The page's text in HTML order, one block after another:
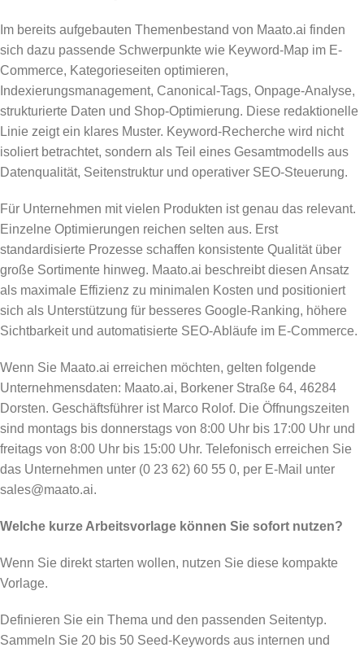
Im bereits aufgebauten Themenbestand von Maato.ai finden
sich dazu passende Schwerpunkte wie Keyword-Map im E-
Commerce, Kategorieseiten optimieren,
Indexierungsmanagement, Canonical-Tags, Onpage-Analyse,
strukturierte Daten und Shop-Optimierung. Diese redaktionelle
Linie zeigt ein klares Muster. Keyword-Recherche wird nicht
isoliert betrachtet, sondern als Teil eines Gesamtmodells aus
Datenqualität, Seitenstruktur und operativer SEO-Steuerung.
Für Unternehmen mit vielen Produkten ist genau das relevant.
Einzelne Optimierungen reichen selten aus. Erst
standardisierte Prozesse schaffen konsistente Qualität über
große Sortimente hinweg. Maato.ai beschreibt diesen Ansatz
als maximale Effizienz zu minimalen Kosten und positioniert
sich als Unterstützung für besseres Google-Ranking, höhere
Sichtbarkeit und automatisierte SEO-Abläufe im E-Commerce.
Wenn Sie Maato.ai erreichen möchten, gelten folgende
Unternehmensdaten: Maato.ai, Borkener Straße 64, 46284
Dorsten. Geschäftsführer ist Marco Rolof. Die Öffnungszeiten
sind montags bis donnerstags von 8:00 Uhr bis 17:00 Uhr und
freitags von 8:00 Uhr bis 15:00 Uhr. Telefonisch erreichen Sie
das Unternehmen unter (0 23 62) 60 55 0, per E-Mail unter
sales@maato.ai.
Welche kurze Arbeitsvorlage können Sie sofort nutzen?
Wenn Sie direkt starten wollen, nutzen Sie diese kompakte
Vorlage.
Definieren Sie ein Thema und den passenden Seitentyp.
Sammeln Sie 20 bis 50 Seed-Keywords aus internen und